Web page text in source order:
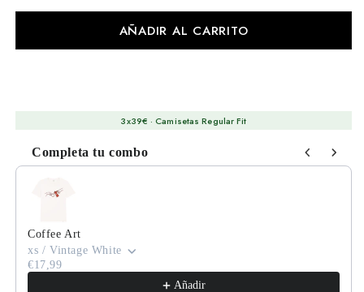
AÑADIR AL CARRITO
3x39€ · Camisetas Regular Fit
Completa tu combo
Use the Previous and Next buttons to navigate through
Coffee Art
xs / Vintage White
€17,99
Añadir